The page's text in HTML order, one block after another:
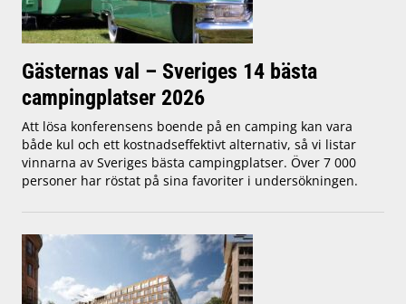
Gästernas val – Sveriges 14 bästa
campingplatser 2026
Att lösa konferensens boende på en camping kan vara
både kul och ett kostnadseffektivt alternativ, så vi listar
vinnarna av Sveriges bästa campingplatser. Över 7 000
personer har röstat på sina favoriter i undersökningen.